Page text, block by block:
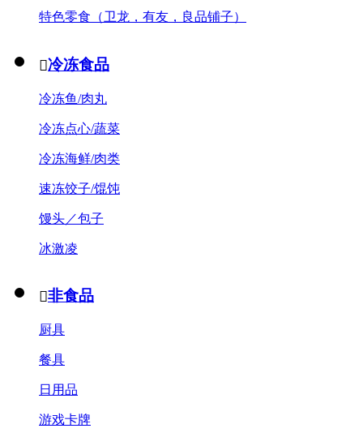
特色零食（卫龙，有友，良品铺子）
冷冻食品
冷冻鱼/肉丸
冷冻点心/蔬菜
冷冻海鲜/肉类
速冻饺子/馄饨
馒头／包子
冰激凌
非食品
厨具
餐具
日用品
游戏卡牌